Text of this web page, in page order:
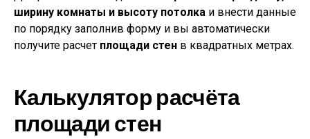
ширину комнаты и высоту потолка и внести данные
по порядку заполнив форму и вы автоматически
получите расчет площади стен в квадратных метрах.
Калькулятор расчёта
площади стен